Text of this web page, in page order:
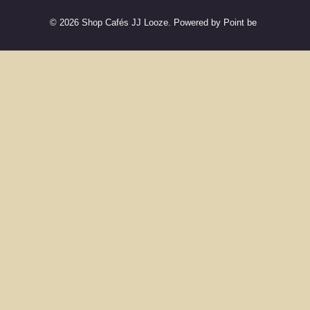
© 2026 Shop Cafés JJ Looze. Powered by Point be